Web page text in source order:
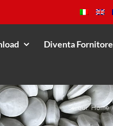
Diventa Fornitore
Sei qui: Home